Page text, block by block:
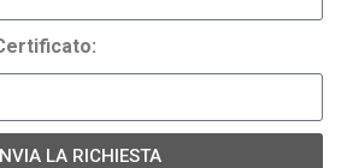
INVIA LA RICHIESTA